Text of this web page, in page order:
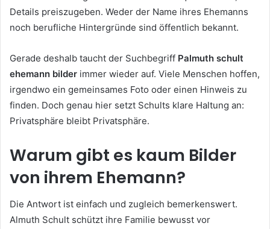
Details preiszugeben. Weder der Name ihres Ehemanns
noch berufliche Hintergründe sind öffentlich bekannt.
Gerade deshalb taucht der Suchbegriff Palmuth schult
ehemann bilder immer wieder auf. Viele Menschen hoffen,
irgendwo ein gemeinsames Foto oder einen Hinweis zu
finden. Doch genau hier setzt Schults klare Haltung an:
Privatsphäre bleibt Privatsphäre.
Warum gibt es kaum Bilder
von ihrem Ehemann?
Die Antwort ist einfach und zugleich bemerkenswert.
Almuth Schult schützt ihre Familie bewusst vor